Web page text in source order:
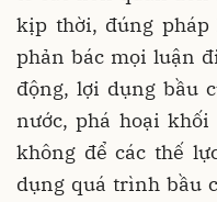
kịp thời, đúng
phản bác mọi luận
động, lợi dụng bầu
nước, phá hoại
không để các thế
dụng quá trình bầu